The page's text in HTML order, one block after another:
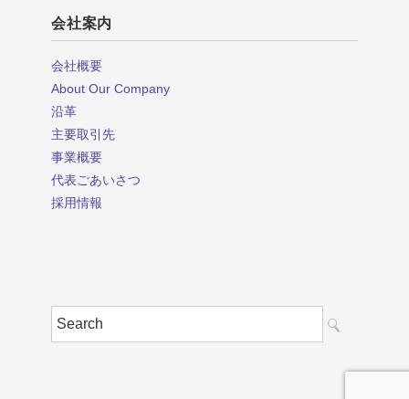
会社案内
会社概要
About Our Company
沿革
主要取引先
事業概要
代表ごあいさつ
採用情報